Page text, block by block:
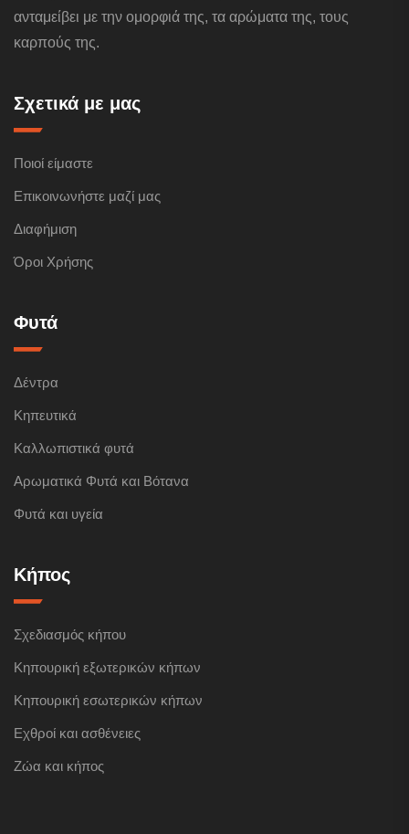
ανταμείβει με την ομορφιά της, τα αρώματα της, τους
καρπούς της.
Σχετικά με μας
Ποιοί είμαστε
Επικοινωνήστε μαζί μας
Διαφήμιση
Όροι Χρήσης
Φυτά
Δέντρα
Κηπευτικά
Καλλωπιστικά φυτά
Αρωματικά Φυτά και Βότανα
Φυτά και υγεία
Κήπος
Σχεδιασμός κήπου
Κηπουρική εξωτερικών κήπων
Κηπουρική εσωτερικών κήπων
Εχθροί και ασθένειες
Ζώα και κήπος